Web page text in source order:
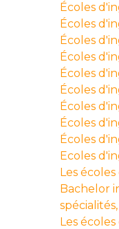
Écoles
Écoles
Écoles
Écoles
Écoles
Écoles
Écoles
Écoles
Écoles
Ecoles
Les
Bachelor
Les